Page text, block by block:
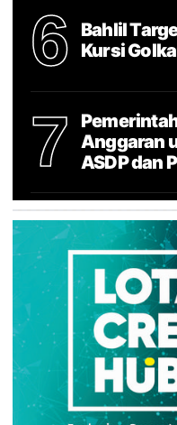
6
Bahlil
Kursi
7
Anggaran
ASDP dan